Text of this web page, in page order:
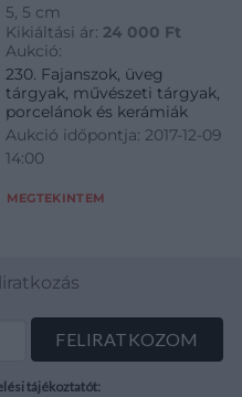
5, 5 cm
Kikiáltási ár: 24 000 Ft
Aukció:
230. Fajanszok, üveg
tárgyak, művészeti tárgyak,
porcelánok és kerámiák
Aukció időpontja: 2017-12-09
14:00
MEGTEKINTEM
tájékoztatót: